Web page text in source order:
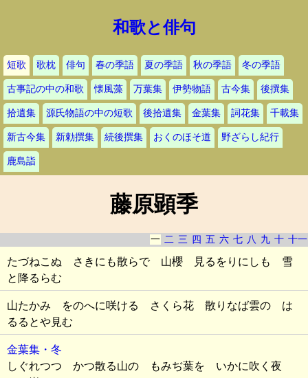
和歌と俳句
短歌 歌枕 俳句 春の季語 夏の季語 秋の季語 冬の季語
古事記の中の和歌 懐風藻 万葉集 伊勢物語 古今集 後撰集
拾遺集 源氏物語の中の短歌 後拾遺集 金葉集 詞花集 千載集
新古今集 新勅撰集 続後撰集 おくのほそ道 野ざらし紀行
鹿島詣
藤原顕季
一 二 三 四 五 六 七 八 九 十 十一
たづねこぬ さきにも散らで 山櫻 見るをりにしも 雪
と降るらむ
山たかみ をのへに咲ける さくら花 散りなば雲の は
るるとや見む
金葉集・冬
しぐれつつ かつ散る山の もみぢ葉を いかに吹く夜